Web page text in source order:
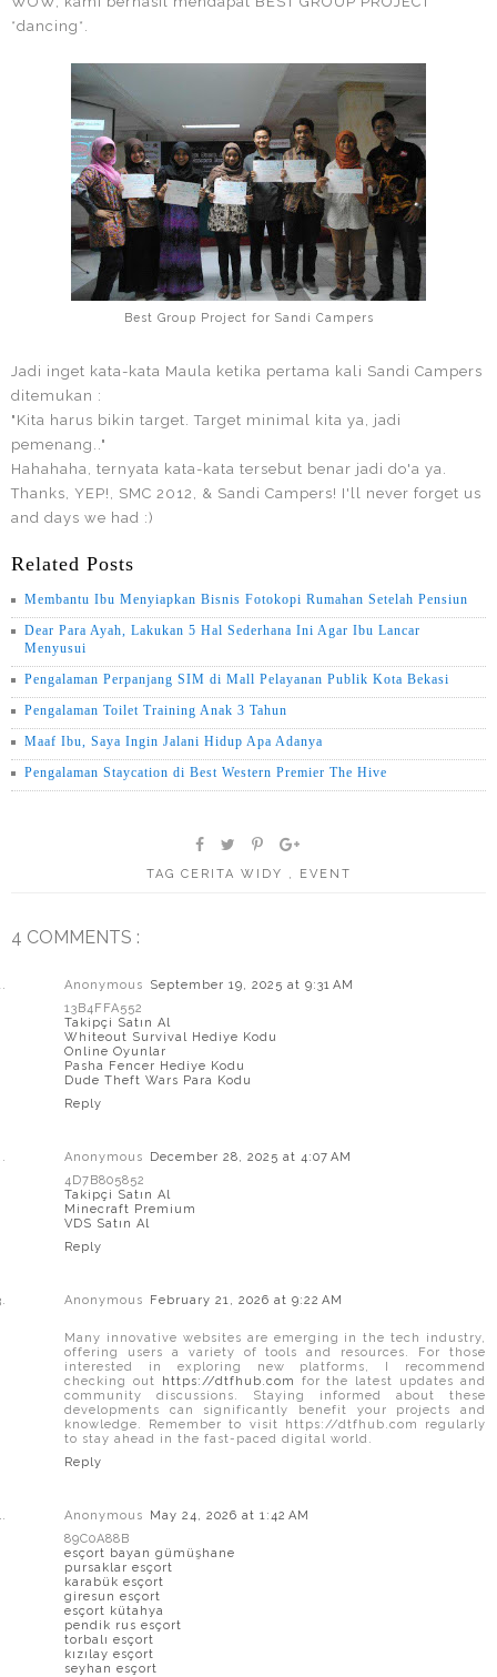
*dancing*.
Best Group Project for Sandi Campers
Jadi inget kata-kata Maula ketika pertama kali Sandi Campers
ditemukan :
"Kita harus bikin target. Target minimal kita ya, jadi
pemenang.."
Hahahaha, ternyata kata-kata tersebut benar jadi do'a ya.
Thanks, YEP!, SMC 2012, & Sandi Campers! I'll never forget us
and days we had :)
Related Posts
Membantu Ibu Menyiapkan Bisnis Fotokopi Rumahan Setelah Pensiun
Dear Para Ayah, Lakukan 5 Hal Sederhana Ini Agar Ibu Lancar
Menyusui
Pengalaman Perpanjang SIM di Mall Pelayanan Publik Kota Bekasi
Pengalaman Toilet Training Anak 3 Tahun
Maaf Ibu, Saya Ingin Jalani Hidup Apa Adanya
Pengalaman Staycation di Best Western Premier The Hive
TAG CERITA WIDY , EVENT
4 COMMENTS :
Anonymous
September 19, 2025 at 9:31 AM
13B4FFA552
Takipçi Satın Al
Whiteout Survival Hediye Kodu
Online Oyunlar
Pasha Fencer Hediye Kodu
Dude Theft Wars Para Kodu
Reply
Anonymous
December 28, 2025 at 4:07 AM
4D7B805852
Takipçi Satın Al
Minecraft Premium
VDS Satın Al
Reply
Anonymous February 21, 2026 at 9:22 AM
Many innovative websites are emerging in the tech industry,
offering users a variety of tools and resources. For those
interested in exploring new platforms, I recommend
checking out https://dtfhub.com
for the latest updates and
community discussions. Staying informed about these
developments can significantly benefit your projects and
knowledge. Remember to visit https://dtfhub.com regularly
to stay ahead in the fast-paced digital world.
Reply
Anonymous
May 24, 2026 at 1:42 AM
89C0A88B
esçort bayan gümüşhane
pursaklar esçort
karabük esçort
giresun esçort
esçort kütahya
pendik rus esçort
torbalı esçort
kızılay esçort
seyhan esçort